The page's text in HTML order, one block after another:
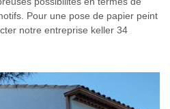
Pour une pose de papier peint
notre entreprise keller 34